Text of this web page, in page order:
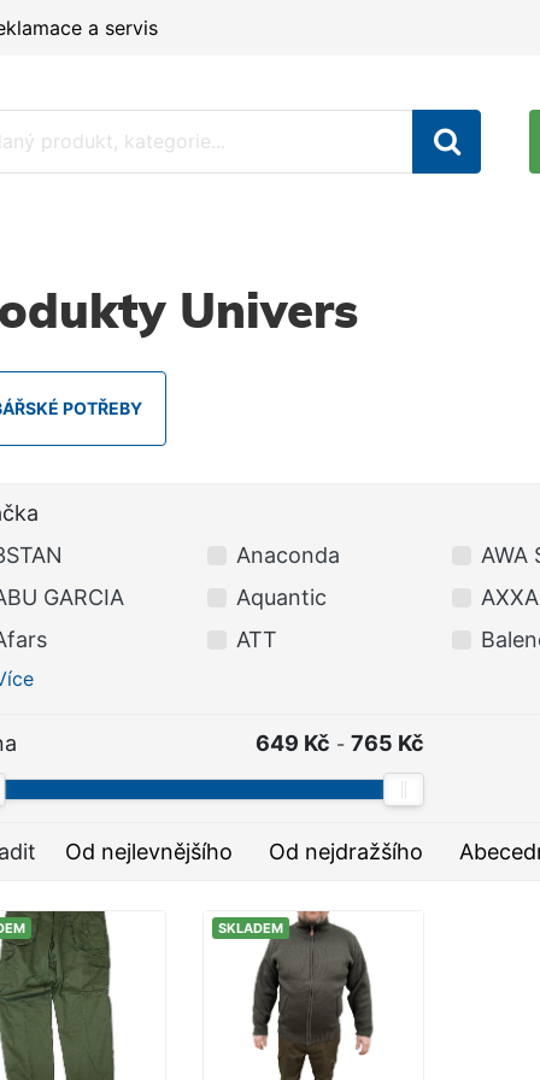
a servis
Univers
POTŘEBY
GARCIA
Anaconda
Aquantic
ATT
AWA
AXXA
649 Kč - 765 Kč
Od nejlevnějšího Od nejdražšího
SKLADEM